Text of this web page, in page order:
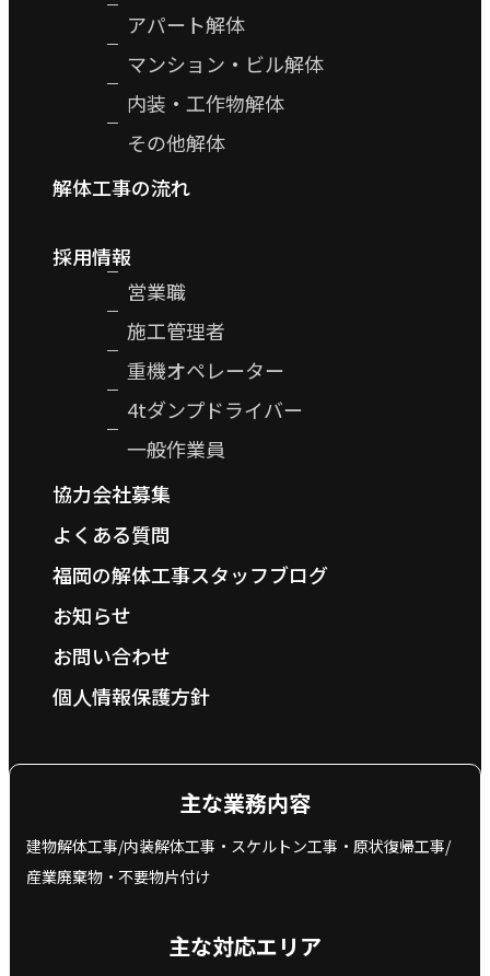
アパート解体
マンション・ビル解体
内装・工作物解体
その他解体
解体工事の流れ
採用情報
営業職
施工管理者
重機オペレーター
4tダンプドライバー
一般作業員
協力会社募集
よくある質問
福岡の解体工事スタッフブログ
お知らせ
お問い合わせ
個人情報保護方針
主な業務内容
建物解体工事/内装解体工事・スケルトン工事・原状復帰工事/
産業廃棄物‧不要物片付け
主な対応エリア